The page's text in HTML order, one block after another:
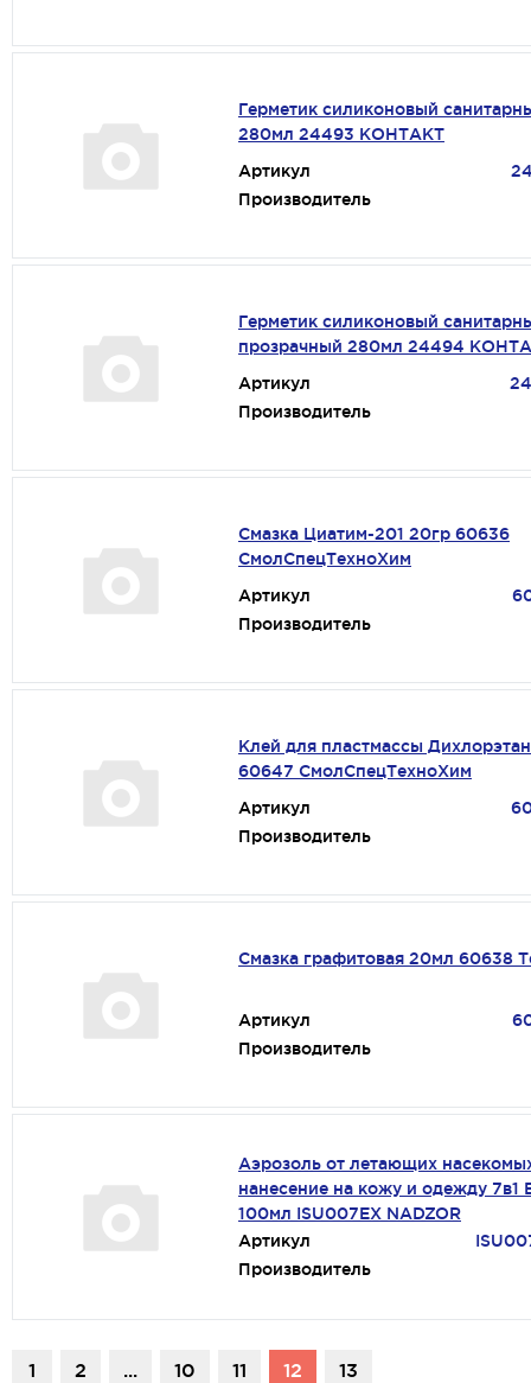
Герметик силиконовый
280мл 24493 КОНТАКТ
Артикул
Производитель
Герметик силиконовый
прозрачный 280мл 24494
Артикул
Производитель
Смазка Циатим-201 20гр 60636
СмолСпецТехноХим
Артикул
Производитель
Клей для пластмассы
60647 СмолСпецТехноХим
Артикул
Производитель
Смазка графитовая 20мл 60638
Артикул
Производитель
Аэрозоль от летающих
нанесение на кожу и одежду 7в1
100мл ISU007EX NADZOR
Артикул
Производитель
1 2 ... 10 11 12 13